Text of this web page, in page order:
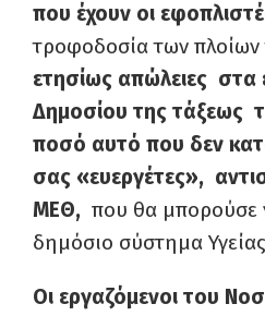
που έχουν οι
τροφοδοσία των πλοίων
ετησίως απώλειες
Δημοσίου της τάξεως
ποσό αυτό που δεν
σας «ευεργέτες»,
ΜΕΘ, που θα μπορούσε
δημόσιο σύστημα
Οι εργαζόμενοι του